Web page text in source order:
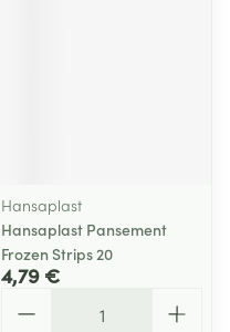
Hansaplast
Hansaplast Pansement
Frozen Strips 20
4,79 €